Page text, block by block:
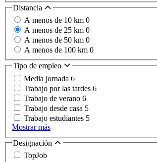
Distancia
A menos de 10 km 0
A menos de 25 km 0
A menos de 50 km 0
A menos de 100 km 0
Tipo de empleo
Media jornada 6
Trabajo por las tardes 6
Trabajo de verano 6
Trabajo desde casa 5
Trabajo estudiantes 5
Mostrar más
Designación
TopJob